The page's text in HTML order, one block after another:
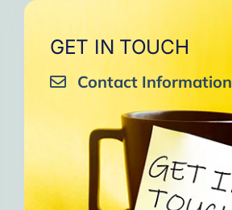
GET IN TOUCH
Contact Information